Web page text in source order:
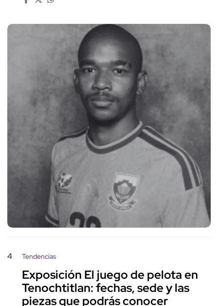
4 Tendencias
Exposición El juego de pelota en
Tenochtitlan: fechas, sede y las
piezas que podrás conocer